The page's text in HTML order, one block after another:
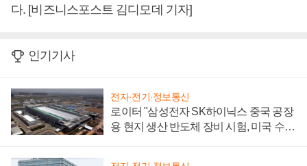
다. [비즈니스포스트 김디모데 기자]
인기기사
전자·전기·정보통신
로이터 "삼성전자 SK하이닉스 중국 공장
용 현지 생산 반도체 장비 시험, 미국 수출